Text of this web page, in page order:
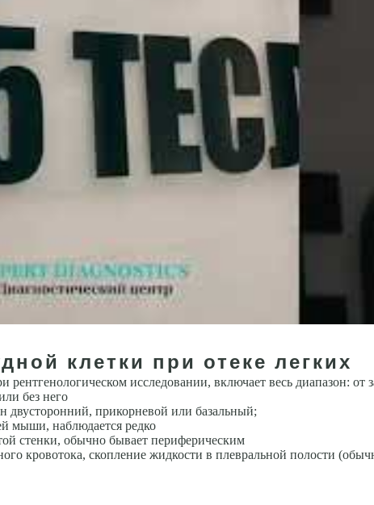
клетки при отеке легких
исследовании, включает весь диапазон: от
без него
двусторон­ний, прикорневой или базальный;
мыши, наблюдается редко
стенки, обычно бывает периферическим
кровотока, скопление жидкости в плевральной полости